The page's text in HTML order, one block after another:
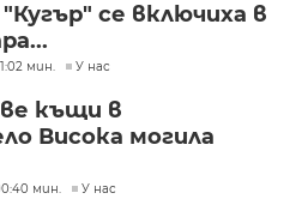
се включиха в
мин. У нас
къщи в
Висока могила
мин. У нас